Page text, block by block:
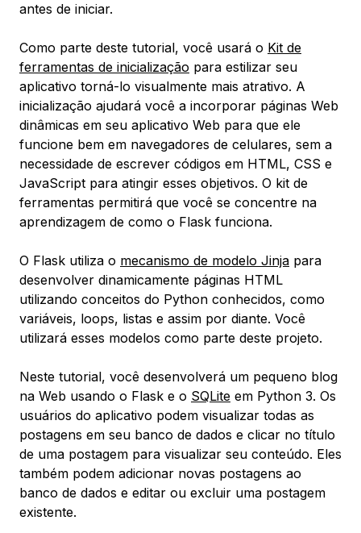
antes de iniciar.
Como parte deste tutorial, você usará o Kit de
ferramentas de inicialização para estilizar seu
aplicativo torná-lo visualmente mais atrativo. A
inicialização ajudará você a incorporar páginas Web
dinâmicas em seu aplicativo Web para que ele
funcione bem em navegadores de celulares, sem a
necessidade de escrever códigos em HTML, CSS e
JavaScript para atingir esses objetivos. O kit de
ferramentas permitirá que você se concentre na
aprendizagem de como o Flask funciona.
O Flask utiliza o mecanismo de modelo Jinja para
desenvolver dinamicamente páginas HTML
utilizando conceitos do Python conhecidos, como
variáveis, loops, listas e assim por diante. Você
utilizará esses modelos como parte deste projeto.
Neste tutorial, você desenvolverá um pequeno blog
na Web usando o Flask e o SQLite em Python 3. Os
usuários do aplicativo podem visualizar todas as
postagens em seu banco de dados e clicar no título
de uma postagem para visualizar seu conteúdo. Eles
também podem adicionar novas postagens ao
banco de dados e editar ou excluir uma postagem
existente.